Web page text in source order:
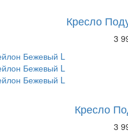
Кресло
3
Кресло
3